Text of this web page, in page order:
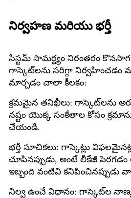
నిర్వహణ మరియు భర్తీ
సిస్టమ్ సామర్థ్యం నిరంతరం
గాస్కెట్‌లను సరిగ్గా
మార్చడం చాలా కీలకం:
క్రమమైన తనిఖీలు: గాస్కెట్‌లను
నష్టం యొక్క సంకేతాల కోసం
చేయండి.
భర్తీ సూచికలు: గాస్కెట్లు
చూపినప్పుడు, అంటే లీకేజీ
ఇబ్బంది వంటివి కనిపించినప్పుడు
నిల్వ ఉంచే విధానం: గాస్కెట్‌ల